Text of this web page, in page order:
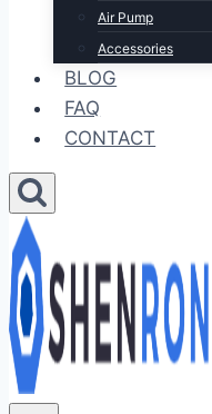
Air Pump
Accessories
BLOG
FAQ
CONTACT